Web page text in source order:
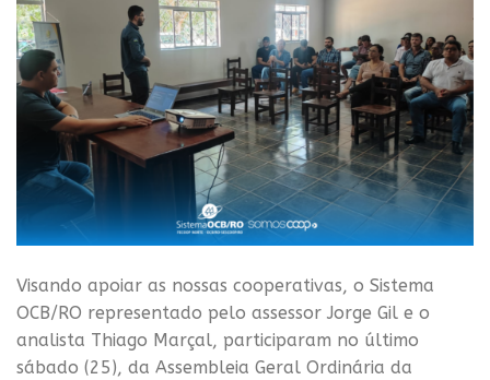
Visando apoiar as nossas cooperativas, o Sistema
OCB/RO representado pelo assessor Jorge Gil e o
analista Thiago Marçal, participaram no último
sábado (25), da Assembleia Geral Ordinária da